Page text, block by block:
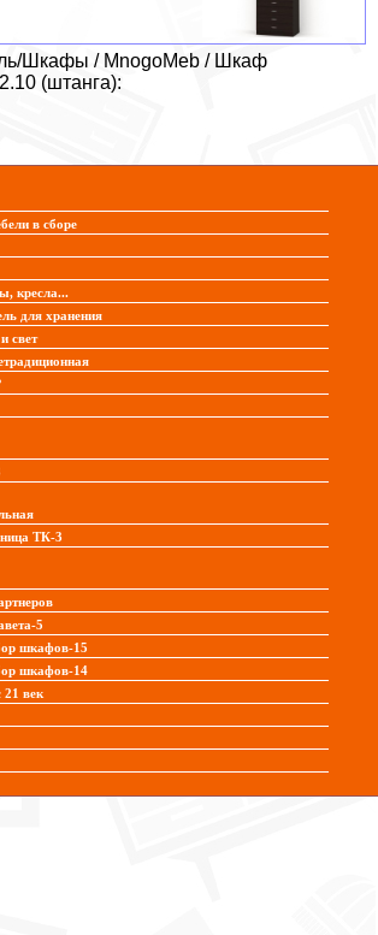
Шкафы / MnogoMeb / Шкаф
(штанга):
в сборе
кресла...
для хранения
свет
ТК-3
5
шкафов-15
шкафов-14
21 век